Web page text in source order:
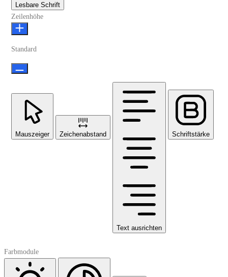
Lesbare Schrift
Zeilenhöhe
Standard
Mauszeiger Zeichenabstand
Text ausrichten
Schriftstärke
Farbmodule